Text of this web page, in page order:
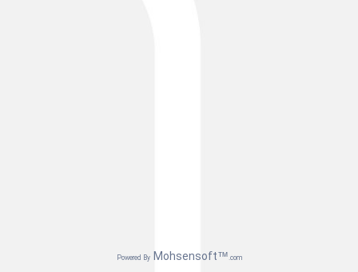
Powered ByMohsensoft™.com